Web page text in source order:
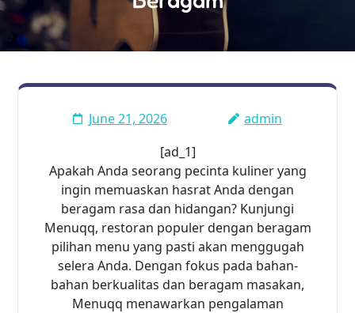
June 21, 2026
admin
[ad_1]
Apakah Anda seorang pecinta kuliner yang
ingin memuaskan hasrat Anda dengan
beragam rasa dan hidangan? Kunjungi
Menuqq, restoran populer dengan beragam
pilihan menu yang pasti akan menggugah
selera Anda. Dengan fokus pada bahan-
bahan berkualitas dan beragam masakan,
Menuqq menawarkan pengalaman